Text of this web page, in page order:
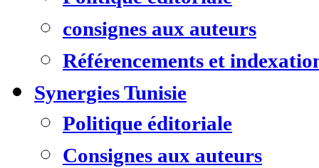
consignes aux auteurs
Référencements et
Synergies Tunisie
Politique éditoriale
Consignes aux auteurs